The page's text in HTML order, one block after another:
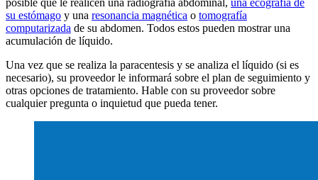
su estómago y una resonancia magnética o tomografía
computarizada de su abdomen. Todos estos pueden mostrar una
acumulación de líquido.
Una vez que se realiza la paracentesis y se analiza el líquido (si es
necesario), su proveedor le informará sobre el plan de seguimiento y
otras opciones de tratamiento. Hable con su proveedor sobre
cualquier pregunta o inquietud que pueda tener.